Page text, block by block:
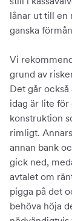
lånar ut till en
ganska
Vi
grund av
Det går
idag är lite för
konstruktion
rimligt.
annan bank
gick ned,
avtalet om
pigga på det
behöva höja